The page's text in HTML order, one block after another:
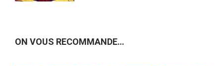
ON VOUS RECOMMANDE…